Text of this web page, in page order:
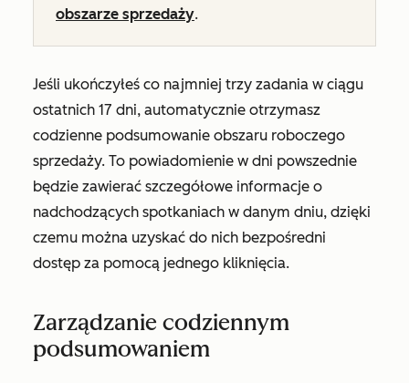
obszarze sprzedaży.
Jeśli ukończyłeś co najmniej trzy zadania w ciągu
ostatnich 17 dni, automatycznie otrzymasz
codzienne podsumowanie obszaru roboczego
sprzedaży. To powiadomienie w dni powszednie
będzie zawierać szczegółowe informacje o
nadchodzących spotkaniach w danym dniu, dzięki
czemu można uzyskać do nich bezpośredni
dostęp za pomocą jednego kliknięcia.
Zarządzanie codziennym
podsumowaniem